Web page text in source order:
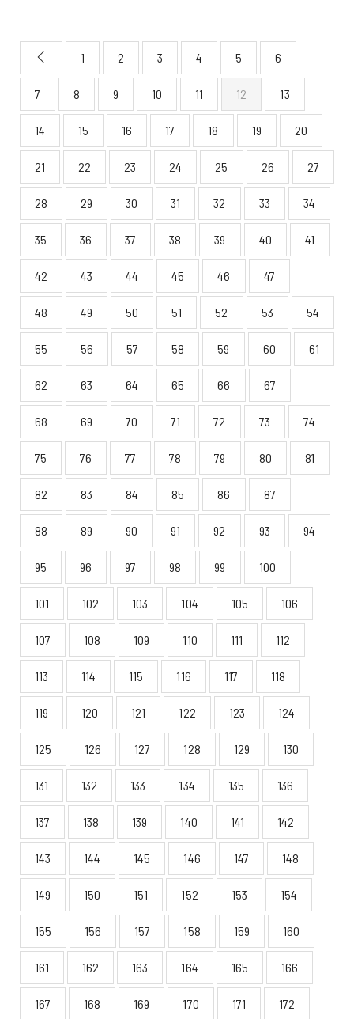
1 2 3 4 5 6
7 8 9 10 11 12 13
14 15 16 17 18 19 20
21 22 23 24 25 26 27
28 29 30 31 32 33 34
35 36 37 38 39 40 41
42 43 44 45 46 47
48 49 50 51 52 53 54
55 56 57 58 59 60 61
62 63 64 65 66 67
68 69 70 71 72 73 74
75 76 77 78 79 80 81
82 83 84 85 86 87
88 89 90 91 92 93 94
95 96 97 98 99 100
101 102 103 104 105 106
107 108 109 110 111 112
113 114 115 116 117 118
119 120 121 122 123 124
125 126 127 128 129 130
131 132 133 134 135 136
137 138 139 140 141 142
143 144 145 146 147 148
149 150 151 152 153 154
155 156 157 158 159 160
161 162 163 164 165 166
167 168 169 170 171 172